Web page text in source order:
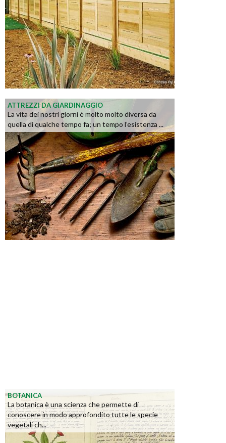
ATTREZZI DA GIARDINAGGIO
La vita dei nostri giorni è molto molto diversa da
quella di qualche tempo fa; un tempo l’esistenza ...
BOTANICA
La botanica è una scienza che permette di
conoscere in modo approfondito tutte le specie
vegetali ch...